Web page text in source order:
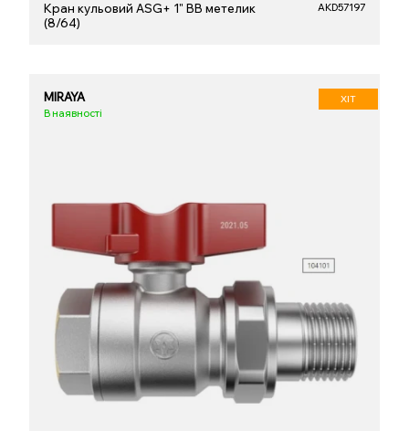
Кран кульовий ASG+ 1" ВВ метелик
(8/64)
AKD57197
MIRAYA
В наявності
ХІТ